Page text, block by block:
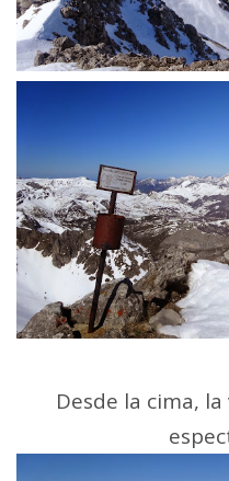
Desde la cima,